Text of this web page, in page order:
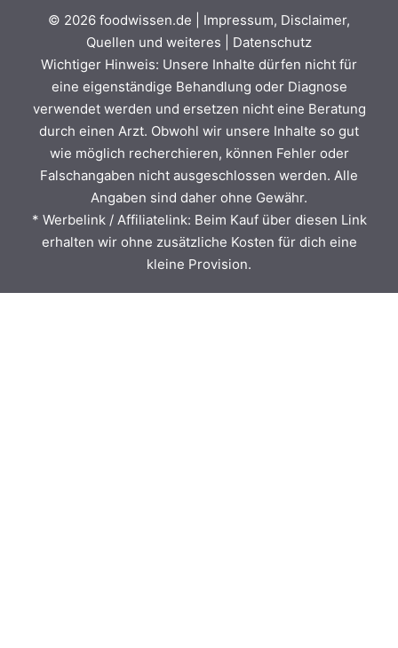
© 2026 foodwissen.de
Impressum, Disclaimer,
Quellen und weiteres
Datenschutz
Wichtiger Hinweis: Unsere Inhalte dürfen nicht für
eine eigenständige Behandlung oder Diagnose
verwendet werden und ersetzen nicht eine Beratung
durch einen Arzt. Obwohl wir unsere Inhalte so gut
wie möglich recherchieren, können Fehler oder
Falschangaben nicht ausgeschlossen werden. Alle
Angaben sind daher ohne Gewähr.
* Werbelink / Affiliatelink: Beim Kauf über diesen Link
erhalten wir ohne zusätzliche Kosten für dich eine
kleine Provision.